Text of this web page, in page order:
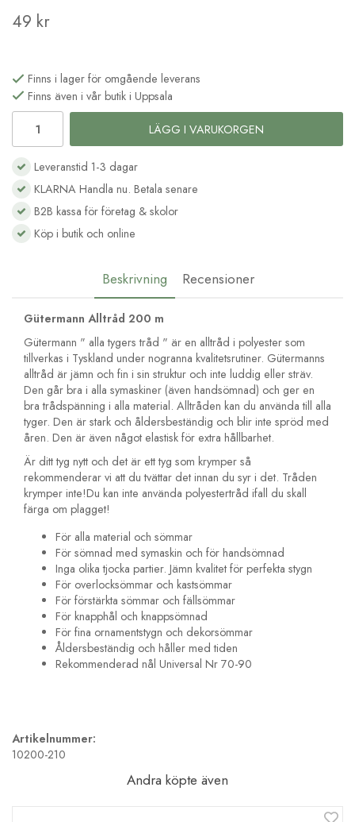
49 kr
Finns i lager för omgående leverans
Finns även i vår butik i Uppsala
LÄGG I VARUKORGEN
Leveranstid 1-3 dagar
KLARNA Handla nu. Betala senare
B2B kassa för företag & skolor
Köp i butik och online
Beskrivning Recensioner
Gütermann Alltråd 200 m
Gütermann " alla tygers tråd " är en alltråd i polyester som
tillverkas i Tyskland under nogranna kvalitetsrutiner. Gütermanns
alltråd är jämn och fin i sin struktur och inte luddig eller sträv.
Den går bra i alla symaskiner (även handsömnad) och ger en
bra trådspänning i alla material. Alltråden kan du använda till alla
tyger. Den är stark och åldersbeständig och blir inte spröd med
åren. Den är även något elastisk för extra hållbarhet.
Är ditt tyg nytt och det är ett tyg som krymper så
rekommenderar vi att du tvättar det innan du syr i det. Tråden
krymper inte!Du kan inte använda polyestertråd ifall du skall
färga om plagget!
För alla material och sömmar
För sömnad med symaskin och för handsömnad
Inga olika tjocka partier. Jämn kvalitet för perfekta stygn
För overlocksömmar och kastsömmar
För förstärkta sömmar och fällsömmar
För knapphål och knappsömnad
För fina ornamentstygn och dekorsömmar
Åldersbeständig och håller med tiden
Rekommenderad nål Universal Nr 70-90
Artikelnummer:
10200-210
Andra köpte även